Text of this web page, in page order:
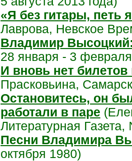
«Я без гитары, петь
Лаврова, Невское
Владимир
28 января - 3
И вновь нет
Прасковьина,
Остановитесь, он
работали в паре
Литературная
Песни Владимира
октября 1980)